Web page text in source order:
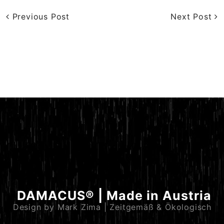
Previous Post Next Post
DAMACUS® | Made in Austria
Design by Mark Zima | Zeitgemäß & Ökologisch